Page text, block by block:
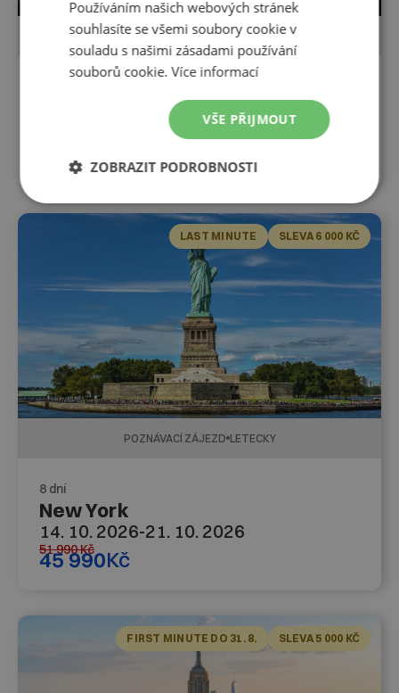
POZNÁVACÍ ZÁJEZD LETECKY
14. 10. 2026
45 990Kč
LAST MINUTE SLEVA 6 000 KČ
POZNÁVACÍ ZÁJEZD LETECKY
8 dní
New York
14. 10. 2026-21. 10. 2026
51 990Kč
45 990Kč
FIRST MINUTE DO 31. 8. SLEVA 5 000 KČ
Používáním našich webových stránek
souhlasíte se všemi soubory cookie v
souladu s našimi zásadami používání
souborů cookie.Více informací
VŠE PŘIJMOUT
ZOBRAZIT PODROBNOSTI